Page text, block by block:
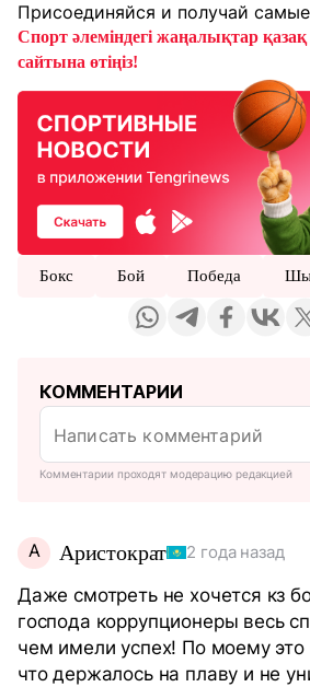
Присоединяйся и получай
Спорт әлеміндегі жаңалықтар қазақ
сайтына өтіңіз!
Бокс Бой Победа
КОММЕНТАРИИ
Комментарии проходят модерацию редакцией
А Аристократ 2 года назад
Даже смотреть не хочется кз
господа коррупционеры весь
чем имели успех! По моему
что держалось на плаву и не